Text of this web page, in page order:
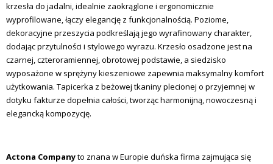
krzesła do jadalni, idealnie zaokrąglone i ergonomicznie
wyprofilowane, łączy elegancję z funkcjonalnością. Poziome,
dekoracyjne przeszycia podkreślają jego wyrafinowany charakter,
dodając przytulności i stylowego wyrazu. Krzesło osadzone jest na
czarnej, czteroramiennej, obrotowej podstawie, a siedzisko
wyposażone w sprężyny kieszeniowe zapewnia maksymalny komfort
użytkowania. Tapicerka z beżowej tkaniny plecionej o przyjemnej w
dotyku fakturze dopełnia całości, tworząc harmonijną, nowoczesną i
elegancką kompozycję.
Actona Companyto znana w Europie duńska firma zajmująca się